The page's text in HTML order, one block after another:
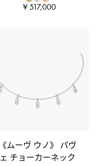
￥517,000
《ムーヴ ウノ》 パヴ
ェ チョーカーネック